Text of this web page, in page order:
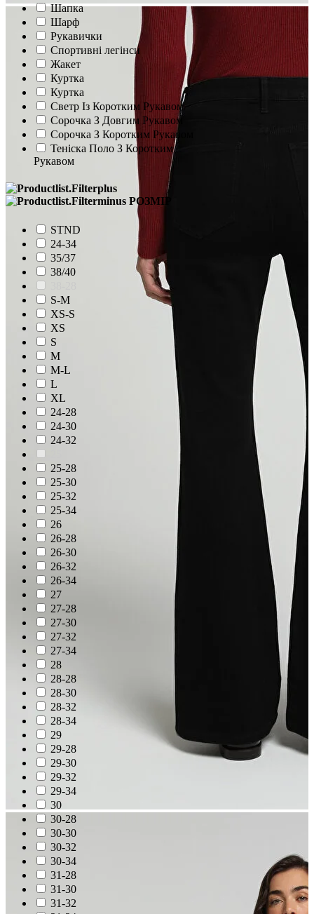
Шапка
Шарф
Рукавички
Спортивні легінси
Жакет
Куртка
Куртка
Светр Із Коротким Рукавом
Сорочка З Довгим Рукавом
Сорочка З Коротким Рукавом
Теніска Поло З Коротким
Рукавом
РОЗМІР
STND
24-34
35/37
38/40
S-M
XS-S
XS
S
M
M-L
L
XL
24-28
24-30
24-32
25-28
25-30
25-32
25-34
26
26-28
26-30
26-32
26-34
27
27-28
27-30
27-32
27-34
28
28-28
28-30
28-32
28-34
29
29-28
29-30
29-32
29-34
30
30-28
30-30
30-32
30-34
31-28
31-30
31-32